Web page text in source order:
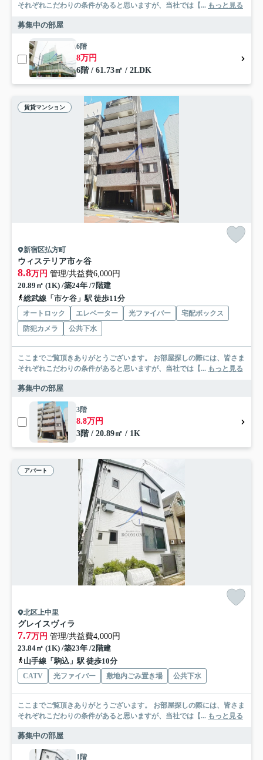
それぞれこだわりの条件があると思いますが、当社では【... もっと見る
募集中の部屋
6階
8万円
6階 / 61.73㎡ / 2LDK
賃貸マンション
新宿区払方町
ウィステリア市ヶ谷
8.8万円 管理/共益費6,000円
20.89㎡ (1K) /築24年 /7階建
総武線「市ケ谷」駅 徒歩11分
オートロック エレベーター 光ファイバー
宅配ボックス
防犯カメラ
公共下水
ここまでご覧頂きありがとうございます。 お部屋探しの際には、皆さま
それぞれこだわりの条件があると思いますが、当社では【... もっと見る
募集中の部屋
3階
8.8万円
3階 / 20.89㎡ / 1K
アパート
北区上中里
グレイスヴィラ
7.7万円 管理/共益費4,000円
23.84㎡ (1K) /築23年 /2階建
山手線「駒込」駅 徒歩10分
CATV 光ファイバー 敷地内ごみ置き場 公共下水
ここまでご覧頂きありがとうございます。 お部屋探しの際には、皆さま
それぞれこだわりの条件があると思いますが、当社では【... もっと見る
募集中の部屋
1階